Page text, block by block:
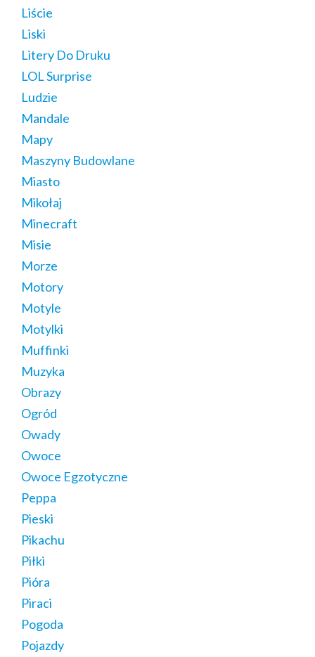
Liście
Liski
Litery Do Druku
LOL Surprise
Ludzie
Mandale
Mapy
Maszyny Budowlane
Miasto
Mikołaj
Minecraft
Misie
Morze
Motory
Motyle
Motylki
Muffinki
Muzyka
Obrazy
Ogród
Owady
Owoce
Owoce Egzotyczne
Peppa
Pieski
Pikachu
Piłki
Pióra
Piraci
Pogoda
Pojazdy